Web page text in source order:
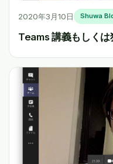
2020年3月10日 Shuwa
Teams 講義もしくは